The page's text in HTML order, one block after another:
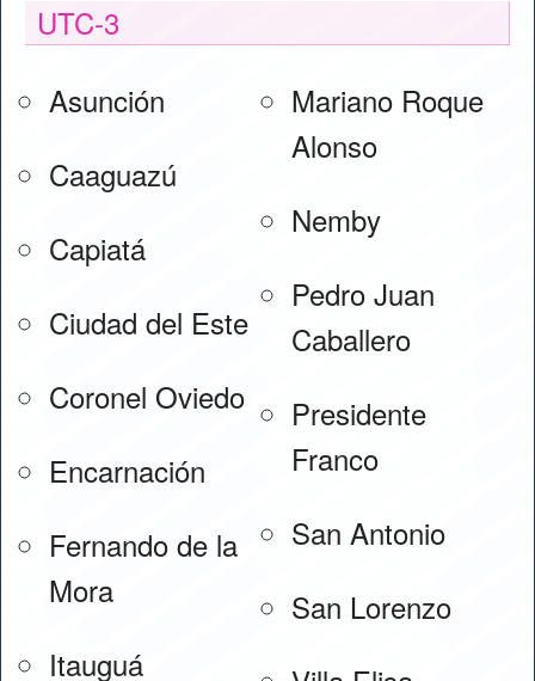
UTC-3
Asunción
Caaguazú
Capiatá
Ciudad del Este
Coronel Oviedo
Encarnación
Fernando de la
Mora
Itauguá
Mariano Roque
Alonso
Nemby
Pedro Juan
Caballero
Presidente
Franco
San Antonio
San Lorenzo